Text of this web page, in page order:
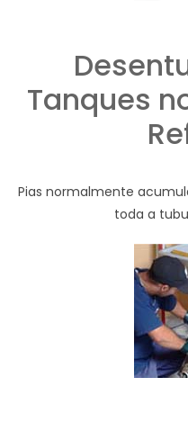
Tanques
Pias normalmente
toda a